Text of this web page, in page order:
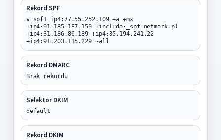
Rekord SPF
v=spf1 ip4:77.55.252.109 +a +mx
+ip4:91.185.187.159 +include:_spf.netmark.pl
+ip4:31.186.86.189 +ip4:85.194.241.22
+ip4:91.203.135.229 ~all
Rekord DMARC
Brak rekordu
Selektor DKIM
default
Rekord DKIM